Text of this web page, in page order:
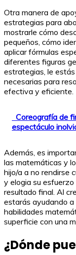
Otra manera de
estrategias para
mostrarle cómo
pequeños, cómo
aplicar fórmulas
diferentes figuras
estrategias, le
necesarias para
efectiva y eficiente.
Coreografía de
espectáculo
Además, es
las matemáticas y
hijo/a a no rendirse
y elogia su
resultado final. Al
estarás ayudando
habilidades
superficie con una
¿Dónde